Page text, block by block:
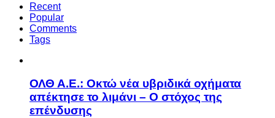
Recent
Popular
Comments
Tags
ΟΛΘ Α.Ε.: Οκτώ νέα υβριδικά οχήματα
απέκτησε το λιμάνι – Ο στόχος της
επένδυσης